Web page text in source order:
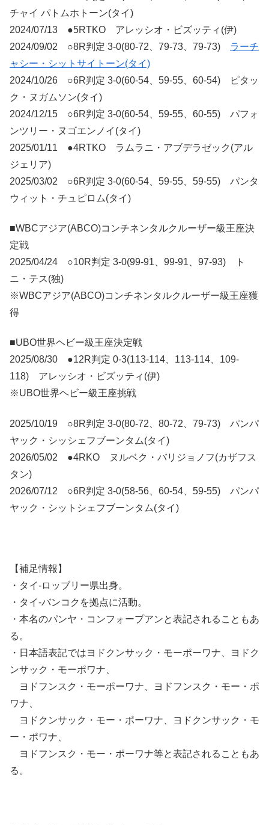
チャイ パトムホトーン(タイ)
2024/07/13 ●5RTKO アレッシオ・ビズッティ(伊)
2024/09/02 ○8R判定 3-0(80-72、79-73、79-73) ラーチ
ャシー・シットサイトーン(タイ)
2024/10/26 ○6R判定 3-0(60-54、59-55、60-54) ピタッ
ク・ヌガムソン(タイ)
2024/12/15 ○6R判定 3-0(60-54、59-55、60-55) パフォ
ンツリー・ヌゴエンノイ(タイ)
2025/01/11 ●4RTKO ラムラニ・アブデラゼック(アル
ジェリア)
2025/03/02 ○6R判定 3-0(60-54、59-55、59-55) パンタ
ウィット・チュピロム(タイ)
■WBCアジア(ABCO)コンチネンタルクルーザー級王座決
定戦
2025/04/24 ○10R判定 3-0(99-91、99-91、97-93) ト
ニ・テス(独)
※WBCアジア(ABCO)コンチネンタルクルーザー級王座獲
得
■UBO世界ヘビー級王座決定戦
2025/08/30 ●12R判定 0-3(113-114、113-114、109-
118) アレッシオ・ビズッティ(伊)
※UBO世界ヘビー級王座挑戦
2025/10/19 ○8R判定 3-0(80-72、80-72、79-73) パンパ
ヤック・シッシェフブーンタム(タイ)
2026/05/02 ●4RKO ヌルベク・バリジョノフ(カザフス
タン)
2026/07/12 ○6R判定 3-0(58-56、60-54、59-55) パンパ
ヤック・シットシェフブーンタム(タイ)
【補足情報】
・タイ-ロッブリー県出身。
・タイ-バンコクを拠点に活動。
・本名のパンヤ・コンフォープアンと表記されることもあ
る。
・日本語表記ではヨドクンサック・モーポーワナ、ヨドク
ンサック・モーポワナ、
ヨドフンスク・モーポーワナ、ヨドフンスク・モー・ポ
ワナ、
ヨドクンサック・モー・ポーワナ、ヨドクンサック・モ
ー・ポワナ、
ヨドフンスク・モー・ポーワナ等と表記されることもあ
る。